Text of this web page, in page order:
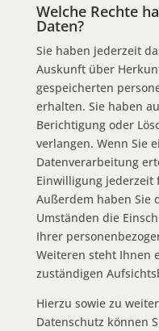
Welche Rechte
Daten?
Sie haben jederzeit
Auskunft über
gespeicherten
erhalten. Sie haben
Berichtigung oder
verlangen. Wenn Sie
Datenverarbeitung
Einwilligung
Außerdem haben Sie
Umständen die
Ihrer
Weiteren steht Ihnen
zuständigen
Hierzu sowie zu
Datenschutz können